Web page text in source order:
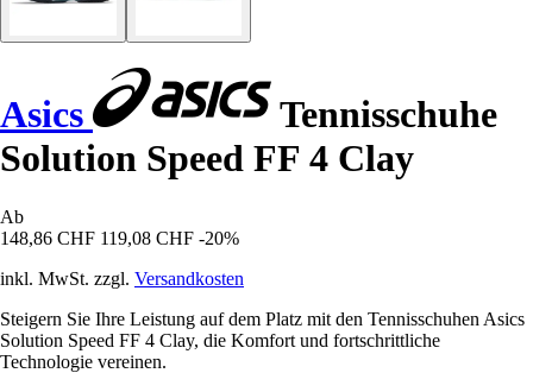
Asics
Tennisschuhe
Solution Speed FF 4 Clay
Ab
148,86 CHF 119,08 CHF -20%
inkl. MwSt. zzgl. Versandkosten
Steigern Sie Ihre Leistung auf dem Platz mit den Tennisschuhen Asics
Solution Speed FF 4 Clay, die Komfort und fortschrittliche
Technologie vereinen.